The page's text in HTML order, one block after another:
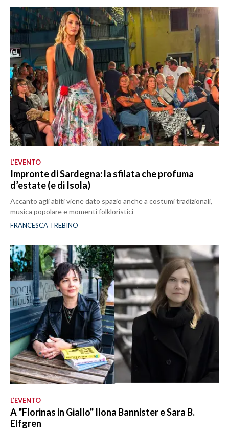
L’EVENTO
Impronte di Sardegna: la sfilata che profuma
d’estate (e di Isola)
Accanto agli abiti viene dato spazio anche a costumi tradizionali,
musica popolare e momenti folkloristici
FRANCESCA TREBINO
L’EVENTO
A "Florinas in Giallo" Ilona Bannister e Sara B.
Elfgren